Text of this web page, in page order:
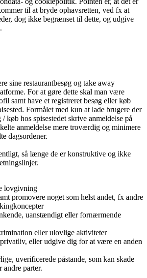
til at bryde ophavsretten, ved fx at
dog ikke begrænset til dette, og udgive
sine restaurantbesøg og take away
For at gøre dette skal man være
samt have et registreret besøg eller køb
Formålet med kun at lade brugere der
/ køb hos spisestedet skrive anmeldelse på
anmeldelse mere troværdig og minimere
dagsordener.
så længe de er konstruktive og ikke
lovgivning
promovere noget som helst andet, fx andre
uanstændigt eller fornærmende
eller ulovlige aktiviteter
eller udgive dig for at være en anden
uverificerede påstande, som kan skade
andre parter.